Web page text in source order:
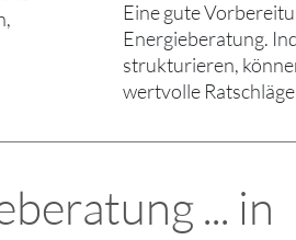
Eine gute
Energieberatung.
strukturieren,
wertvolle
... in